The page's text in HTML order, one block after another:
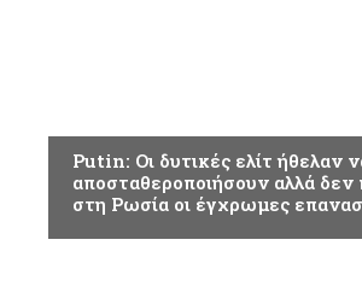
Putin: Οι δυτικές ελίτ ήθελαν
αποσταθεροποιήσουν αλλά δεν
στη Ρωσία οι έγχρωμες